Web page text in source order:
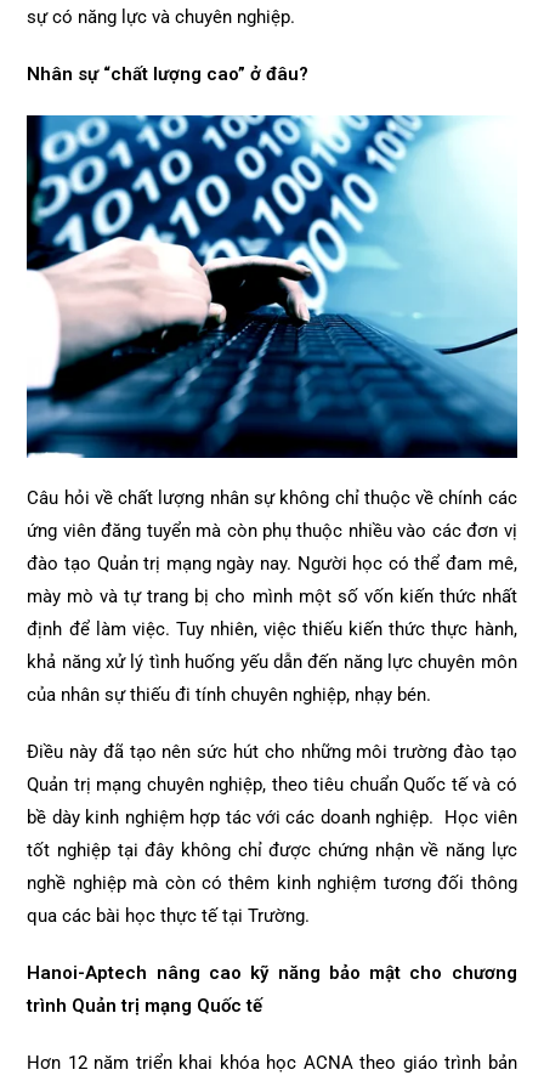
sự có năng lực và chuyên nghiệp.
Nhân sự “chất lượng cao” ở đâu?
Câu hỏi về chất lượng nhân sự không chỉ thuộc về chính các
ứng viên đăng tuyển mà còn phụ thuộc nhiều vào các đơn vị
đào tạo Quản trị mạng ngày nay. Người học có thể đam mê,
mày mò và tự trang bị cho mình một số vốn kiến thức nhất
định để làm việc. Tuy nhiên, việc thiếu kiến thức thực hành,
khả năng xử lý tình huống yếu dẫn đến năng lực chuyên môn
của nhân sự thiếu đi tính chuyên nghiệp, nhạy bén.
Điều này đã tạo nên sức hút cho những môi trường đào tạo
Quản trị mạng chuyên nghiệp, theo tiêu chuẩn Quốc tế và có
bề dày kinh nghiệm hợp tác với các doanh nghiệp. Học viên
tốt nghiệp tại đây không chỉ được chứng nhận về năng lực
nghề nghiệp mà còn có thêm kinh nghiệm tương đối thông
qua các bài học thực tế tại Trường.
Hanoi-Aptech nâng cao kỹ năng bảo mật cho chương
trình Quản trị mạng Quốc tế
Hơn 12 năm triển khai khóa học ACNA theo giáo trình bản